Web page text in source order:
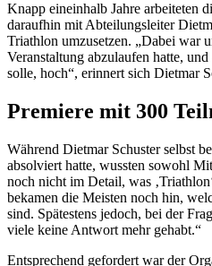
Knapp eineinhalb Jahre arbeiteten
daraufhin mit Abteilungsleiter
Triathlon umzusetzen. „Dabei war
Veranstaltung abzulaufen hatte,
solle, hoch“, erinnert sich Dietmar
Premiere mit 300
Während Dietmar Schuster selbst
absolviert hatte, wussten sowohl
noch nicht im Detail, was
bekamen die Meisten noch hin,
sind. Spätestens jedoch, bei der
viele keine Antwort mehr gehabt.“
Entsprechend gefordert war der